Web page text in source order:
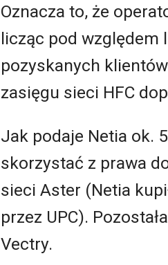
Oznacza to, że
licząc pod względem
pozyskanych
zasięgu sieci HFC
Jak podaje Netia ok.
skorzystać z prawa
sieci Aster (Netia
przez UPC).
Vectry.